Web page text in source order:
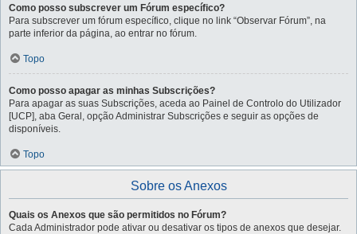
Como posso subscrever um Fórum específico?
Para subscrever um fórum específico, clique no link “Observar Fórum”, na
parte inferior da página, ao entrar no fórum.
Topo
Como posso apagar as minhas Subscrições?
Para apagar as suas Subscrições, aceda ao Painel de Controlo do Utilizador
[UCP], aba Geral, opção Administrar Subscrições e seguir as opções de
disponíveis.
Topo
Sobre os Anexos
Quais os Anexos que são permitidos no Fórum?
Cada Administrador pode ativar ou desativar os tipos de anexos que desejar.